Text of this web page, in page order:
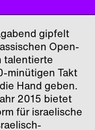
gipfelt
Open-
talentierte
minütigen Takt
Hand geben.
2015 bietet
für israelische